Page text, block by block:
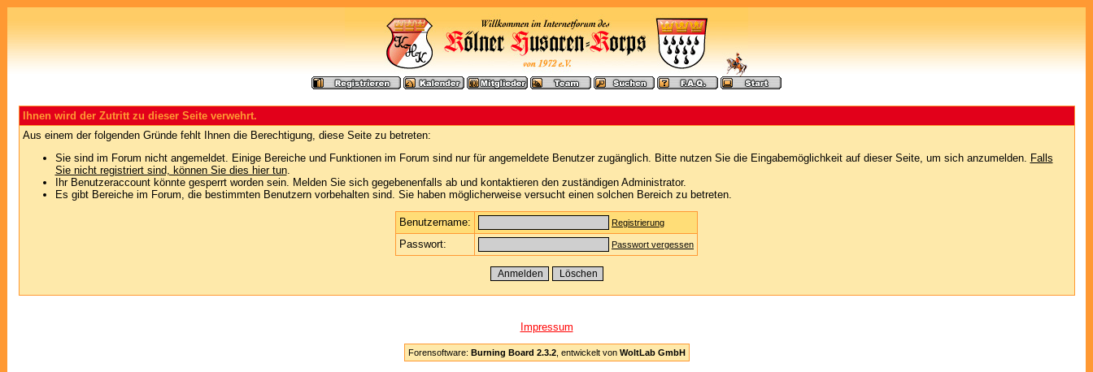
Ihnen wird der Zutritt zu dieser Seite verwehrt.
Aus einem der folgenden Gründe fehlt Ihnen die Berechtigung, diese Seite zu betreten:
Sie sind im Forum nicht angemeldet. Einige Bereiche und Funktionen im Forum sind nur für angemeldete Benutzer zugänglich. Bitte nutzen Sie die Eingabemöglichkeit auf dieser Seite, um sich anzumelden. Falls
Sie nicht registriert sind, können Sie dies hier tun.
Ihr Benutzeraccount könnte gesperrt worden sein. Melden Sie sich gegebenenfalls ab und kontaktieren den zuständigen Administrator.
Es gibt Bereiche im Forum, die bestimmten Benutzern vorbehalten sind. Sie haben möglicherweise versucht einen solchen Bereich zu betreten.
Benutzername: Registrierung
Passwort: Passwort vergessen
Impressum
Forensoftware: Burning Board 2.3.2, entwickelt von WoltLab GmbH